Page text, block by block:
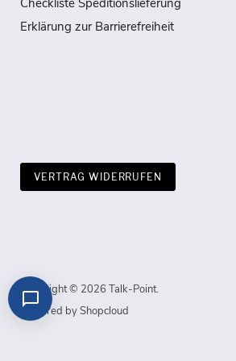
Erklärung zur Barrierefreiheit
VERTRAG WIDERRUFEN
Copyright © 2026 Talk-Point.
Powered by Shopcloud